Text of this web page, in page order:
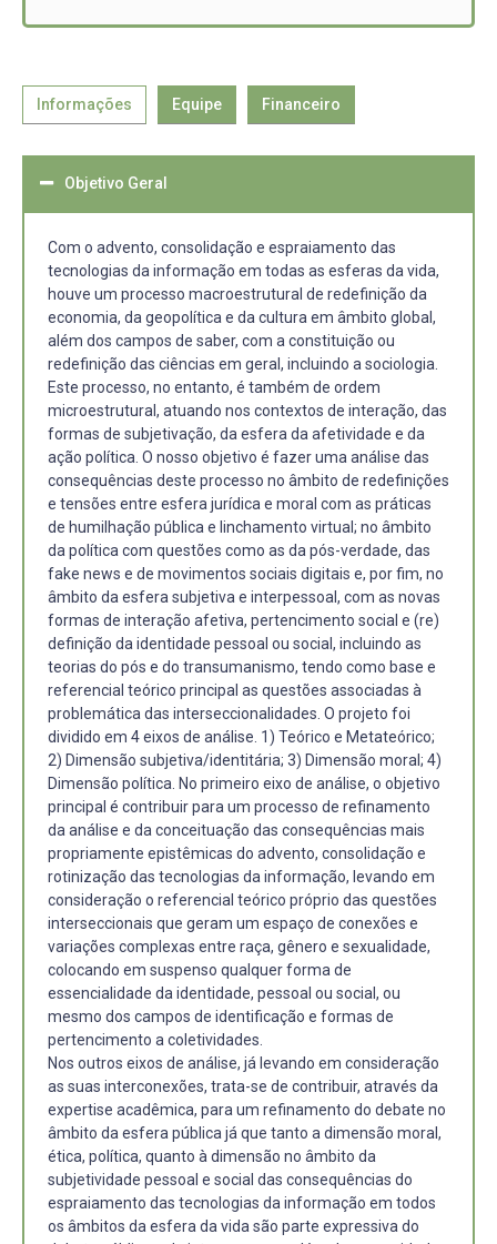
Informações Equipe Financeiro
Objetivo Geral
Com o advento, consolidação e espraiamento das
tecnologias da informação em todas as esferas da vida,
houve um processo macroestrutural de redefinição da
economia, da geopolítica e da cultura em âmbito global,
além dos campos de saber, com a constituição ou
redefinição das ciências em geral, incluindo a sociologia.
Este processo, no entanto, é também de ordem
microestrutural, atuando nos contextos de interação, das
formas de subjetivação, da esfera da afetividade e da
ação política. O nosso objetivo é fazer uma análise das
consequências deste processo no âmbito de redefinições
e tensões entre esfera jurídica e moral com as práticas
de humilhação pública e linchamento virtual; no âmbito
da política com questões como as da pós-verdade, das
fake news e de movimentos sociais digitais e, por fim, no
âmbito da esfera subjetiva e interpessoal, com as novas
formas de interação afetiva, pertencimento social e (re)
definição da identidade pessoal ou social, incluindo as
teorias do pós e do transumanismo, tendo como base e
referencial teórico principal as questões associadas à
problemática das interseccionalidades. O projeto foi
dividido em 4 eixos de análise. 1) Teórico e Metateórico;
2) Dimensão subjetiva/identitária; 3) Dimensão moral; 4)
Dimensão política. No primeiro eixo de análise, o objetivo
principal é contribuir para um processo de refinamento
da análise e da conceituação das consequências mais
propriamente epistêmicas do advento, consolidação e
rotinização das tecnologias da informação, levando em
consideração o referencial teórico próprio das questões
interseccionais que geram um espaço de conexões e
variações complexas entre raça, gênero e sexualidade,
colocando em suspenso qualquer forma de
essencialidade da identidade, pessoal ou social, ou
mesmo dos campos de identificação e formas de
pertencimento a coletividades.
Nos outros eixos de análise, já levando em consideração
as suas interconexões, trata-se de contribuir, através da
expertise acadêmica, para um refinamento do debate no
âmbito da esfera pública já que tanto a dimensão moral,
ética, política, quanto à dimensão no âmbito da
subjetividade pessoal e social das consequências do
espraiamento das tecnologias da informação em todos
os âmbitos da esfera da vida são parte expressiva do